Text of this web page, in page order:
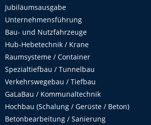
Jubiläumsausgabe
Unternehmensführung
Bau- und Nutzfahrzeuge
Hub-Hebetechnik / Krane
Raumsysteme / Container
Spezialtiefbau / Tunnelbau
Verkehrswegebau / Tiefbau
GaLaBau / Kommunaltechnik
Hochbau (Schalung / Gerüste / Beton)
Betonbearbeitung / Sanierung